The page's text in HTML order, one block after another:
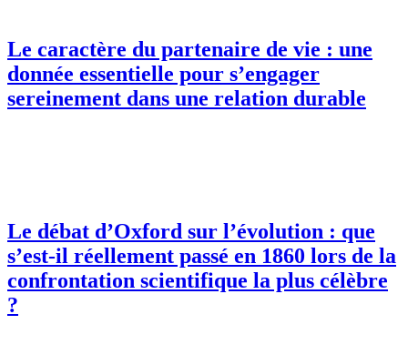
Le caractère du partenaire de vie : une
donnée essentielle pour s’engager
sereinement dans une relation durable
Le débat d’Oxford sur l’évolution : que
s’est-il réellement passé en 1860 lors de la
confrontation scientifique la plus célèbre
?